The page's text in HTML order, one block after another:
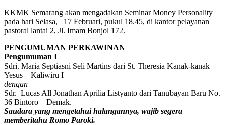
KKMK Semarang akan mengadakan Seminar Money Personality
pada hari Selasa, 17 Februari, pukul 18.45, di kantor pelayanan
pastoral lantai 2, Jl. Imam Bonjol 172.
PENGUMUMAN PERKAWINAN
Pengumuman I
Sdri. Maria Septiasni Seli Martins dari St. Theresia Kanak-kanak
Yesus – Kaliwiru I
dengan
Sdr. Lucas All Jonathan Aprilia Listyanto dari Tanubayan Baru No.
36 Bintoro – Demak.
Saudara yang mengetahui halangannya, wajib segera
memberitahu Romo Paroki.